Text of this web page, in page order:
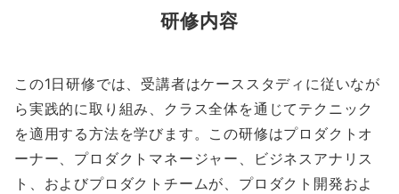
研修内容
この1日研修では、受講者はケーススタディに従いなが
ら実践的に取り組み、クラス全体を通じてテクニック
を適用する方法を学びます。この研修はプロダクトオ
ーナー、プロダクトマネージャー、ビジネスアナリス
ト、およびプロダクトチームが、プロダクト開発およ